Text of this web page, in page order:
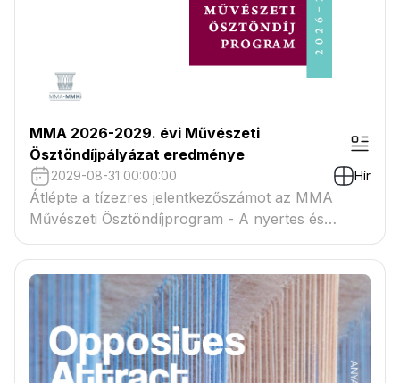
MMA 2026-2029. évi Művészeti
Ösztöndíjpályázat eredménye
2029-08-31 00:00:00 Hír
Átlépte a tízezres jelentkezőszámot az MMA
Művészeti Ösztöndíjprogram - A nyertes és
tartaléklistás pályázók névsora megtekinthető a
csatolmányban